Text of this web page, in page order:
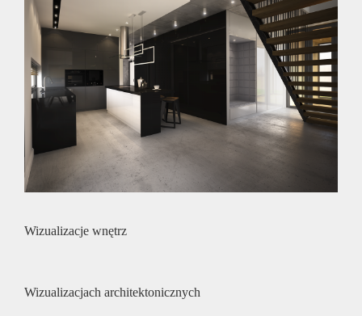
Wizualizacje wnętrz
Wizualizacjach architektonicznych